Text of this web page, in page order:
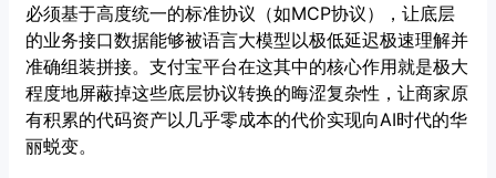
必须基于高度统一的标准协议（如MCP协议），让底层
的业务接口数据能够被语言大模型以极低延迟极速理解并
准确组装拼接。支付宝平台在这其中的核心作用就是极大
程度地屏蔽掉这些底层协议转换的晦涩复杂性，让商家原
有积累的代码资产以几乎零成本的代价实现向AI时代的华
丽蜕变。